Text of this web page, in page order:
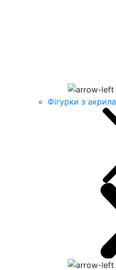
Фігурки з акрила